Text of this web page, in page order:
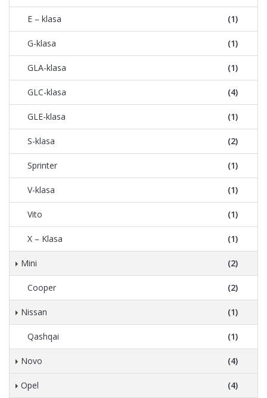
E – klasa (1)
G-klasa (1)
GLA-klasa (1)
GLC-klasa (4)
GLE-klasa (1)
S-klasa (2)
Sprinter (1)
V-klasa (1)
Vito (1)
X – Klasa (1)
Mini (2)
Cooper (2)
Nissan (1)
Qashqai (1)
Novo (4)
Opel (4)